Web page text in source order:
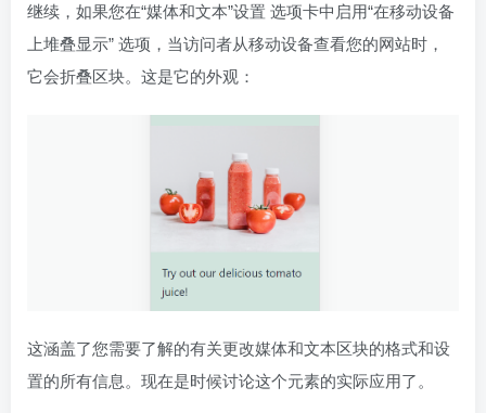
继续，如果您在“媒体和文本”设置 选项卡中启用“在移动设备
上堆叠显示” 选项，当访问者从移动设备查看您的网站时，
它会折叠区块。这是它的外观：
这涵盖了您需要了解的有关更改媒体和文本区块的格式和设
置的所有信息。现在是时候讨论这个元素的实际应用了。